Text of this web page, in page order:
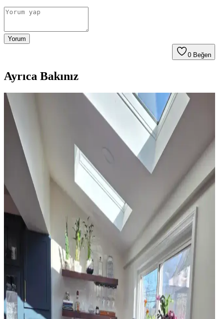
Yorum
0 Beğen
Ayrıca Bakınız
Ev Dekorasyonunda Halı Seçimi: Renk Dengesi ve
Uyum Prensipleriyle Mekan Tasarımı
Ev dekorasyonunda halı seçimi, renk dengesi ve desen uyumu ile
mekanın atmosferini belirler. 60/30/10 prensibi ve mobilyalarla
uyum, yaşam alanına sıcaklık ve kişilik katar.
Yatak Odası Perde Seçimi ve Asma Teknikleri:
Estetik ve Fonksiyonel Yaklaşımlar
Yatak odası perdelerinde doğru seçim ve asma teknikleri, mekanın
estetiğini ve enerji verimliliğini artırır. Pelmet kullanımı ve uygun
perde çubuğu destekleriyle konfor sağlanır.
Sherwin Williams Cream & Sugar Duvar Rengine
Uyumlu Perde Seçimi ve Ton Çakışması Önleme
Yöntemleri
Sherwin Williams Cream & Sugar duvar rengine sahip odalarda
perde seçimi, halı ve dekorasyonla uyumlu tonlarda yapılmalı. Pinch
pleat model perdeler estetik görünüm sağlar ve ton çakışmasını
önler.